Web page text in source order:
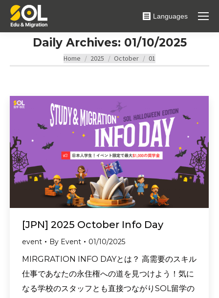
Languages
Daily Archives: 01/10/2025
You are here:
Home 2025 October 01
[JPN] 2025 October Info Day
event By Event 01/10/2025
MIRGRATION INFO DAYとは？ 高需要のスキル
仕事であなたの永住権への道を見つけよう！気に
なる学校のスタッフとも直接つながりSOL留学の